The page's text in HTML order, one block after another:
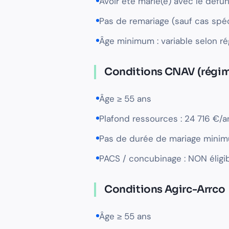
Pas de remariage (sauf cas
Âge minimum : variable selon
Conditions CNAV
Âge ≥ 55 ans
Plafond ressources : 24 716
Pas de durée de mariage
PACS / concubinage : NON
Conditions Agirc-Arrco
Âge ≥ 55 ans